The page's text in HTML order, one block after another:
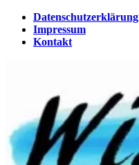
Zum
Inhalt
springen
Datenschutzerklärung
Impressum
Kontakt